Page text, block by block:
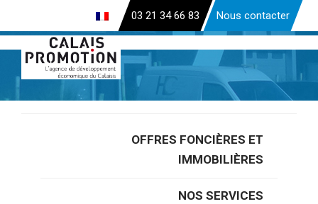
principal
03 21 34 66 83 Nous contacter
OFFRES FONCIÈRES ET
IMMOBILIÈRES
NOS SERVICES
Portrait d’entreprise